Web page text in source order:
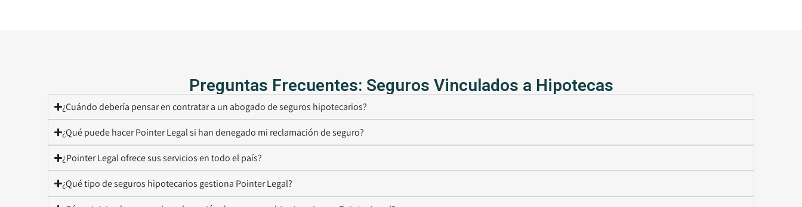
Preguntas Frecuentes: Seguros Vinculados a Hipotecas
¿Cuándo debería pensar en contratar a un abogado de seguros hipotecarios?
¿Qué puede hacer Pointer Legal si han denegado mi reclamación de seguro?
¿Pointer Legal ofrece sus servicios en todo el país?
¿Qué tipo de seguros hipotecarios gestiona Pointer Legal?